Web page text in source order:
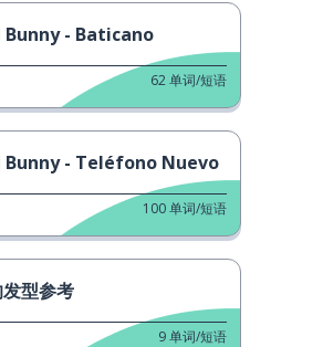
Bunny - Baticano
62单词/短语
Bunny - Teléfono Nuevo
100单词/短语
型参考
9单词/短语